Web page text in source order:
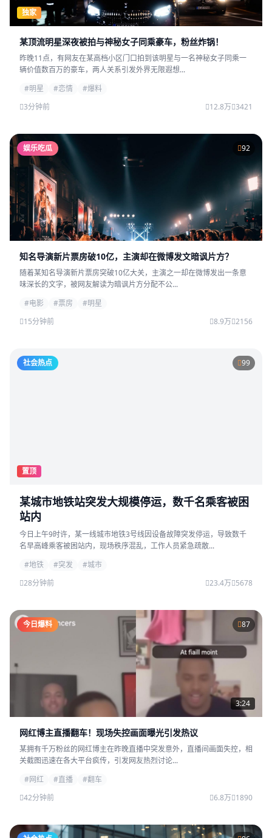
独家
某顶流明星深夜被拍与神秘女子同乘豪车，粉丝炸锅！
昨晚11点，有网友在某高档小区门口拍到该明星与一名神秘女子同乘一
辆价值数百万的豪车，两人关系引发外界无限遐想...
#明星
#恋情
#爆料
3分钟前
12.8万 3421
娱乐吃瓜 92
知名导演新片票房破10亿，主演却在微博发文暗讽片方？
随着某知名导演新片票房突破10亿大关，主演之一却在微博发出一条意
味深长的文字，被网友解读为暗讽片方分配不公...
#电影
#票房
#明星
15分钟前
8.9万 2156
社会热点 99
置顶
某城市地铁站突发大规模停运，数千名乘客被困
站内
今日上午9时许，某一线城市地铁3号线因设备故障突发停运，导致数千
名早高峰乘客被困站内，现场秩序混乱，工作人员紧急疏散...
#地铁
#突发
#城市
28分钟前
23.4万 5678
今日爆料 87
3:24
网红博主直播翻车！现场失控画面曝光引发热议
某拥有千万粉丝的网红博主在昨晚直播中突发意外，直播间画面失控，相
关截图迅速在各大平台疯传，引发网友热烈讨论...
#网红
#直播
#翻车
42分钟前
6.8万 1890